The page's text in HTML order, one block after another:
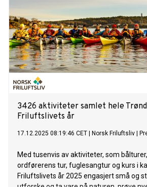
3426 aktiviteter samlet hele
Friluftslivets år
17.12.2025 08:19:46 CET Norsk Friluftsliv
Med tusenvis av aktiviteter, som
ordførerens tur, fuglesangtur og kurs i
Friluftslivets år 2025 engasjert små og